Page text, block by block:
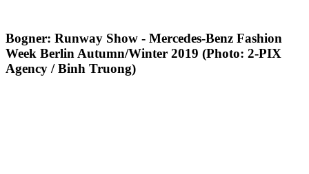
Bogner: Runway Show - Mercedes-Benz Fashion
Week Berlin Autumn/Winter 2019 (Photo: 2-PIX
Agency / Binh Truong)